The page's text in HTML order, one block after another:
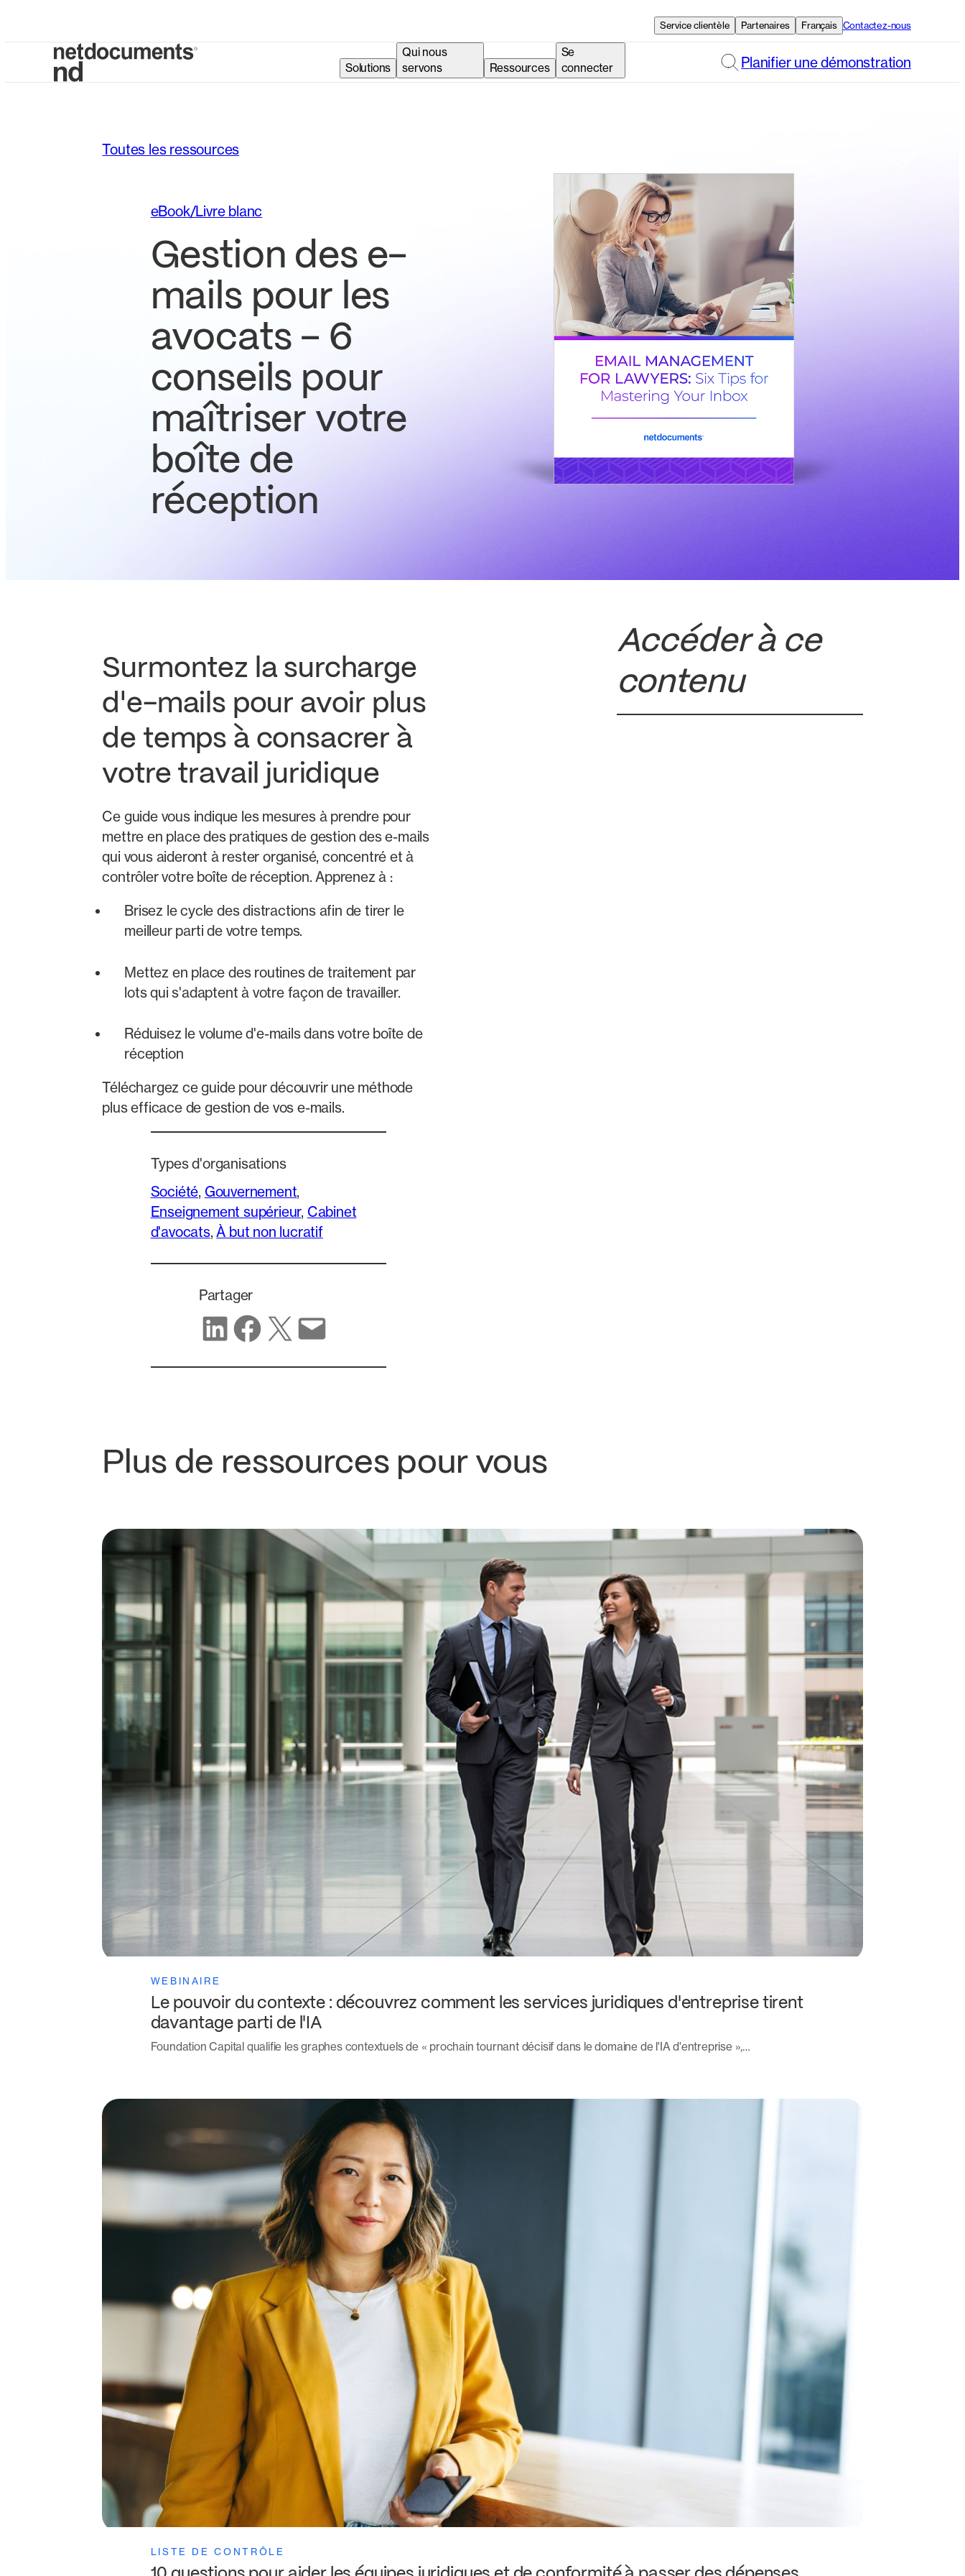
Service clientèle Partenaires Français Contactez-nous
Solutions
Qui nous
servons
Ressources
Se
connecter
Planifier une démonstration
Toutes les ressources
eBook/Livre blanc
Gestion des e-
mails pour les
avocats – 6
conseils pour
maîtriser votre
boîte de
réception
Surmontez la surcharge
d'e-mails pour avoir plus
de temps à consacrer à
votre travail juridique
Ce guide vous indique les mesures à prendre pour
mettre en place des pratiques de gestion des e-mails
qui vous aideront à rester organisé, concentré et à
contrôler votre boîte de réception. Apprenez à :
Brisez le cycle des distractions afin de tirer le
meilleur parti de votre temps.
Mettez en place des routines de traitement par
lots qui s'adaptent à votre façon de travailler.
Réduisez le volume d'e-mails dans votre boîte de
réception
Téléchargez ce guide pour découvrir une méthode
plus efficace de gestion de vos e-mails.
Types d'organisations
Société, Gouvernement
Enseignement supérieur, Cabinet
d'avocats, À but non lucratif
Partager
Partager sur LinkedIn Partager sur Facebook Partager sur X Partager par e-mail
Accéder à ce
contenu
Plus de ressources pour vous
WEBINAIRE
Le pouvoir du contexte : découvrez comment les services juridiques d'entreprise tirent
davantage parti de l'IA
Foundation Capital qualifie les graphes contextuels de « prochain tournant décisif dans le domaine de l'IA d'entreprise »,…
LISTE DE CONTRÔLE